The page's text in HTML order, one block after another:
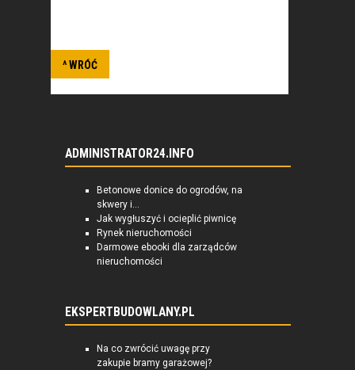
^ WRÓĆ
ADMINISTRATOR24.INFO
Betonowe donice do ogrodów, na
skwery i...
Jak wygłuszyć i ocieplić piwnicę
Rynek nieruchomości
Darmowe ebooki dla zarządców
nieruchomości
EKSPERTBUDOWLANY.PL
Na co zwrócić uwagę przy
zakupie bramy garażowej?